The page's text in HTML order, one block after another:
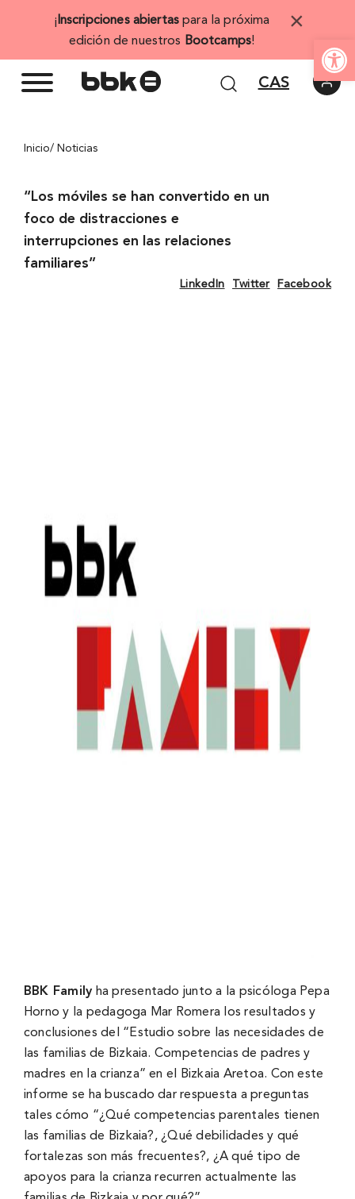
Abrir
¡ Inscripciones abiertas para la próxima
edición de nuestros Bootcamps!
×
CAS
Inicio/ Noticias
“Los móviles se han convertido en un
foco de distracciones e
interrupciones en las relaciones
familiares”
LinkedIn Twitter Facebook
BBK Family ha presentado junto a la psicóloga Pepa
Horno y la pedagoga Mar Romera los resultados y
conclusiones del “Estudio sobre las necesidades de
las familias de Bizkaia. Competencias de padres y
madres en la crianza” en el Bizkaia Aretoa. Con este
informe se ha buscado dar respuesta a preguntas
tales cómo “¿Qué competencias parentales tienen
las familias de Bizkaia?, ¿Qué debilidades y qué
fortalezas son más frecuentes?, ¿A qué tipo de
apoyos para la crianza recurren actualmente las